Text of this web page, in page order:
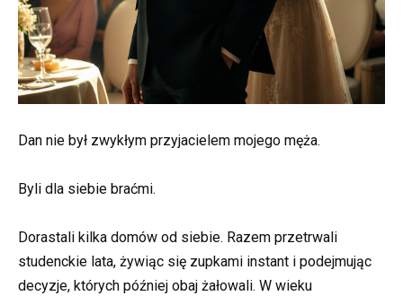
Dan nie był zwykłym przyjacielem mojego męża.
Byli dla siebie braćmi.
Dorastali kilka domów od siebie. Razem przetrwali
studenckie lata, żywiąc się zupkami instant i podejmując
decyzje, których później obaj żałowali. W wieku